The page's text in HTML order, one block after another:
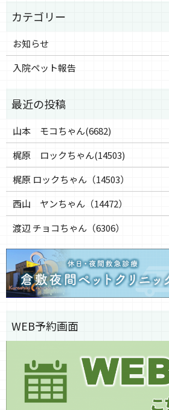
お知らせ
入院ペット報告
山本 モコちゃん(6682)
梶原 ロックちゃん(14503)
梶原 ロックちゃん（14503）
西山 ヤンちゃん（14472）
渡辺 チョコちゃん（6306）